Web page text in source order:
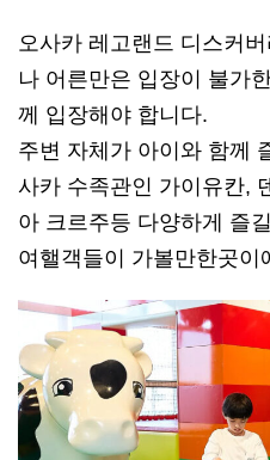
오사카 레고랜드 디스커
나 어른만은 입장이 불가
께 입장해야 합니다.
주변 자체가 아이와 함께
사카 수족관인 가이유칸,
아 크르주등 다양하게 즐
여핼객들이 가볼만한곳이